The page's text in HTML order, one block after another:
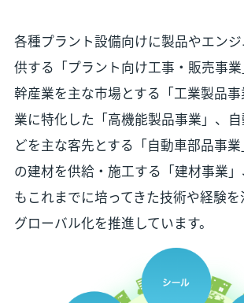
各種プラント設備向けに製品やエン
供する「プラント向け工事・販売事
幹産業を主な市場とする「工業製品
業に特化した「高機能製品事業」、
どを主な客先とする「自動車部品事
の建材を供給・施工する「建材事業
もこれまでに培ってきた技術や経験を
グローバル化を推進しています。